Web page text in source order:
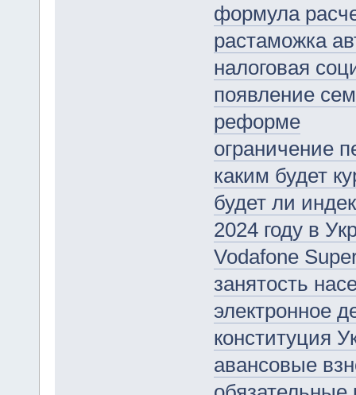
формула
растаможка
налоговая
появление
реформе
ограничение
каким будет
будет ли
2024 году в
Vodafone
занятость
электронное
конституция
авансовые